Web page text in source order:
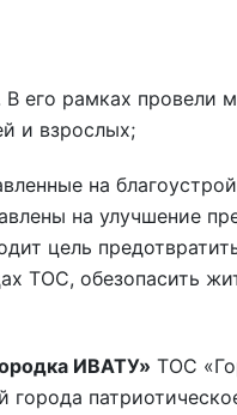
его рамках провели
и взрослых;
на
на улучшение
цель
ТОС, обезопасить
ИВАТУ» ТОС